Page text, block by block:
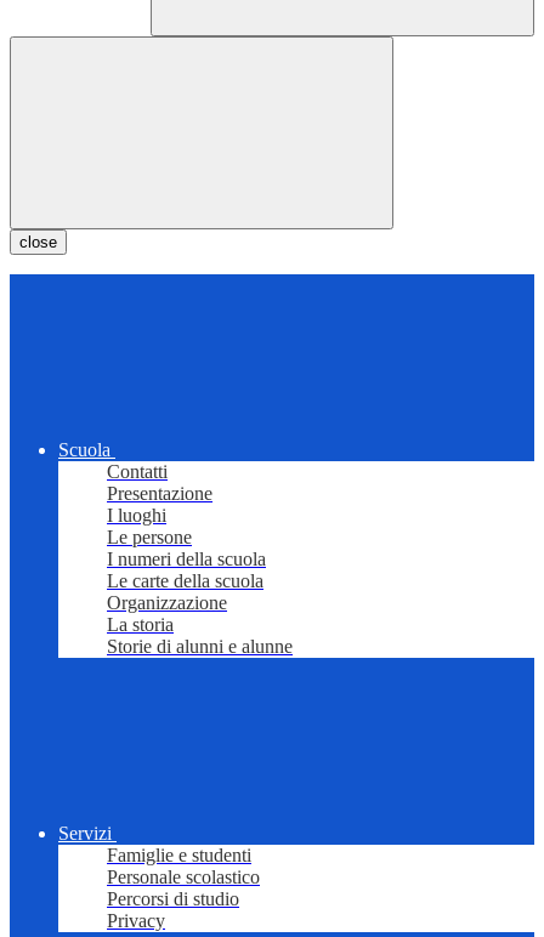
close
Scuola
Contatti
Presentazione
I luoghi
Le persone
I numeri della scuola
Le carte della scuola
Organizzazione
La storia
Storie di alunni e alunne
Servizi
Famiglie e studenti
Personale scolastico
Percorsi di studio
Privacy